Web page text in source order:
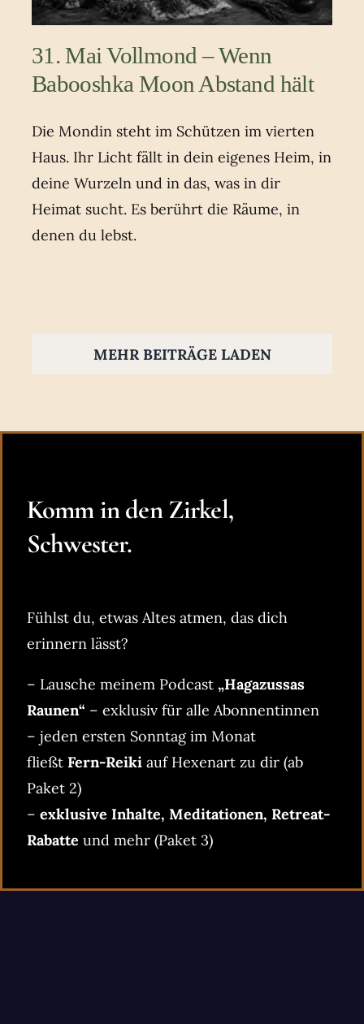
31. Mai Vollmond – Wenn
Babooshka Moon Abstand hält
Die Mondin steht im Schützen im vierten
Haus. Ihr Licht fällt in dein eigenes Heim, in
deine Wurzeln und in das, was in dir
Heimat sucht. Es berührt die Räume, in
denen du lebst.
MEHR BEITRÄGE LADEN
Komm in den Zirkel,
Schwester.
Fühlst du, etwas Altes atmen, das dich
erinnern lässt?
– Lausche meinem Podcast „Hagazussas
Raunen“ – exklusiv für alle Abonnentinnen
– jeden ersten Sonntag im Monat
fließt Fern-Reiki auf Hexenart zu dir (ab
Paket 2)
– exklusive Inhalte, Meditationen, Retreat-
Rabatte und mehr (Paket 3)